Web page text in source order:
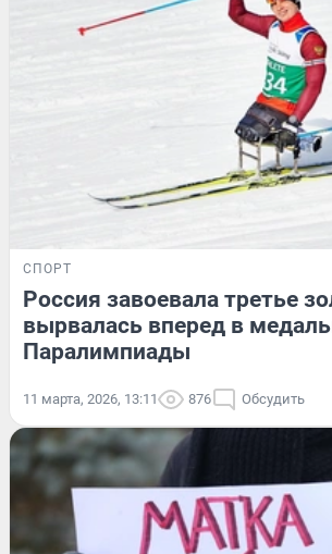
СПОРТ
Россия завоевала третье
вырвалась вперед в
Паралимпиады
11 марта, 2026, 13:11 876 Обсудить